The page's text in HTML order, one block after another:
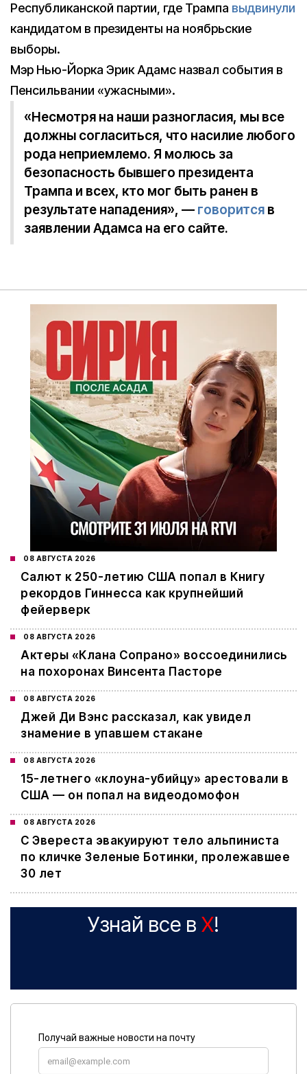
Республиканской партии, где Трампа выдвинули
кандидатом в президенты на ноябрьские
выборы.
Мэр Нью-Йорка Эрик Адамс назвал события в
Пенсильвании «ужасными».
«Несмотря на наши разногласия, мы все
должны согласиться, что насилие любого
рода неприемлемо. Я молюсь за
безопасность бывшего президента
Трампа и всех, кто мог быть ранен в
результате нападения», — говорится в
заявлении Адамса на его сайте.
08 АВГУСТА 2026
Салют к 250-летию США попал в Книгу
рекордов Гиннесса как крупнейший
фейерверк
08 АВГУСТА 2026
Актеры «Клана Сопрано» воссоединились
на похоронах Винсента Пасторе
08 АВГУСТА 2026
Джей Ди Вэнс рассказал, как увидел
знамение в упавшем стакане
08 АВГУСТА 2026
15-летнего «клоуна-убийцу» арестовали в
США — он попал на видеодомофон
08 АВГУСТА 2026
С Эвереста эвакуируют тело альпиниста
по кличке Зеленые Ботинки, пролежавшее
30 лет
Узнай все в X!